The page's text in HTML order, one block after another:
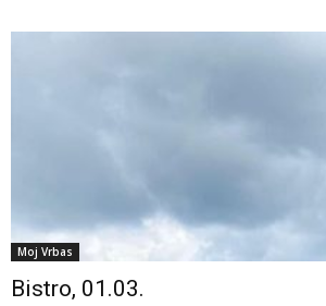
Moj Vrbas
Bistro, 01.03.